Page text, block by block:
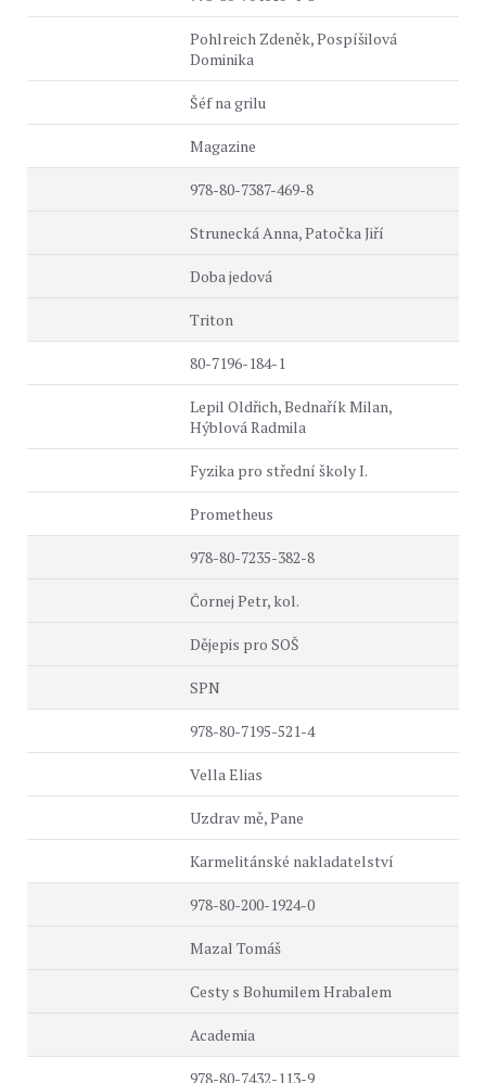
Pohlreich Zdeněk, Pospíšilová
Dominika
Šéf na grilu
Magazine
978-80-7387-469-8
Strunecká Anna, Patočka Jiří
Doba jedová
Triton
80-7196-184-1
Lepil Oldřich, Bednařík Milan,
Hýblová Radmila
Fyzika pro střední školy I.
Prometheus
978-80-7235-382-8
Čornej Petr, kol.
Dějepis pro SOŠ
SPN
978-80-7195-521-4
Vella Elias
Uzdrav mě, Pane
Karmelitánské nakladatelství
978-80-200-1924-0
Mazal Tomáš
Cesty s Bohumilem Hrabalem
Academia
978-80-7432-113-9